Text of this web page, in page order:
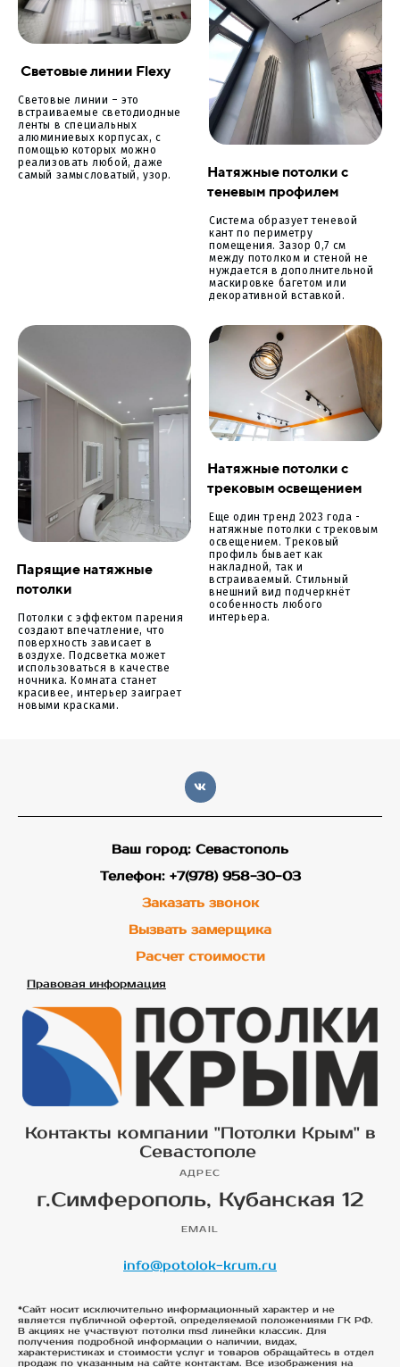
Световые линии Flexy
Световые линии – это
встраиваемые светодиодные
ленты в специальных
алюминиевых корпусах, с
помощью которых можно
реализовать любой, даже
самый замысловатый, узор.
Натяжные потолки с
теневым профилем
Система образует теневой
кант по периметру
помещения. Зазор 0,7 см
между потолком и стеной не
нуждается в дополнительной
маскировке багетом или
декоративной вставкой.
Парящие натяжные
потолки
Потолки с эффектом парения
создают впечатление, что
поверхность зависает в
воздухе. Подсветка может
использоваться в качестве
ночника. Комната станет
красивее, интерьер заиграет
новыми красками.
Натяжные потолки с
трековым освещением
Еще один тренд 2023 года -
натяжные потолки с трековым
освещением. Трековый
профиль бывает как
накладной, так и
встраиваемый. Стильный
внешний вид подчеркнёт
особенность любого
интерьера.
Ваш город: Севастополь
Телефон: +7(978) 958-30-03
Заказать звонок
Вызвать замерщика
Расчет стоимости
Правовая информация
Контакты компании "Потолки Крым" в
Севастополе
АДРЕС
г.Симферополь, Кубанская 12
EMAIL
info@potolok-krum.ru
*Сайт носит исключительно информационный характер и не
является публичной офертой, определяемой положениями ГК РФ.
В акциях не участвуют потолки msd линейки классик. Для
получения подробной информации о наличии, видах,
характеристиках и стоимости услуг и товаров обращайтесь в отдел
продаж по указанным на сайте контактам. Все изображения на